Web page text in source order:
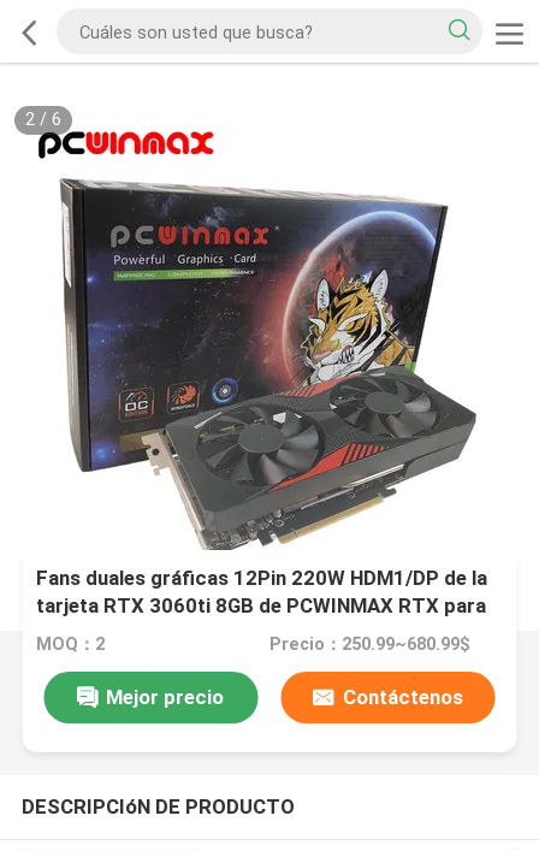
2/ 6
Fans duales gráficas 12Pin 220W HDM1/DP de la
tarjeta RTX 3060ti 8GB de PCWINMAX RTX para
la mesa
MOQ：2 Precio：250.99~680.99$
Mejor precio Contáctenos
DESCRIPCIóN DE PRODUCTO